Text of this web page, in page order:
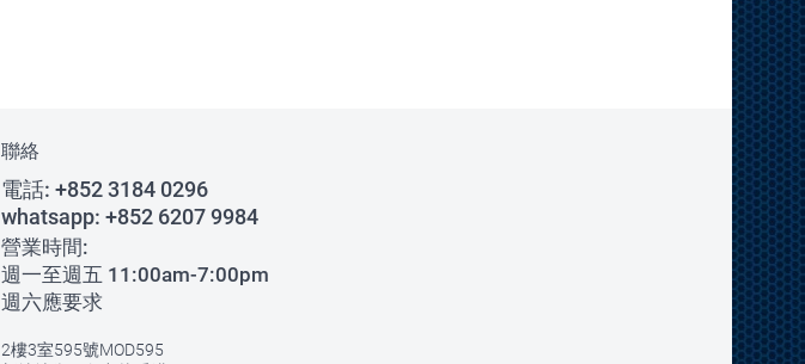
聯絡
電話: +852 3184 0296
whatsapp: +852 6207 9984
營業時間:
週一至週五 11:00am-7:00pm
週六應要求
2樓3室595號MOD595